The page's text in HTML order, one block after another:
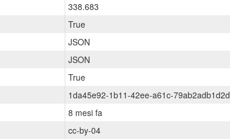
338.683
True
JSON
JSON
True
1da45e92-1b11-42ee-a61c-79ab2adb1d2d
8 mesi fa
cc-by-04